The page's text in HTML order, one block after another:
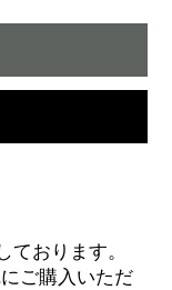
おります。
ご購入いただ